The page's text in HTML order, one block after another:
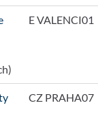
E VALENCI01
CZ PRAHA07